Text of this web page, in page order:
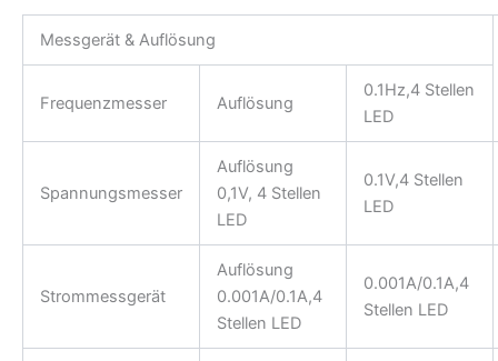
Messgerät & Auflösung
Frequenzmesser Auflösung
0.1Hz,4 Stellen
LED
Spannungsmesser
Auflösung
0,1V, 4 Stellen
LED
0.1V,4 Stellen
LED
Strommessgerät
Auflösung
0.001A/0.1A,4
Stellen LED
0.001A/0.1A,4
Stellen LED